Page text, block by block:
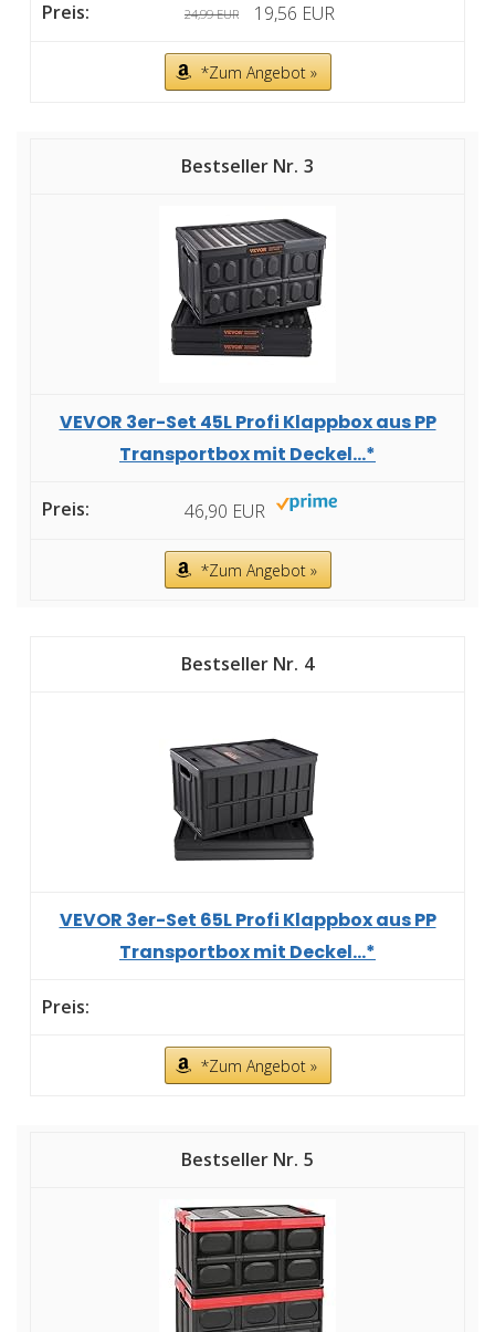
24,99 EUR 19,56 EUR
*Zum Angebot »
3
VEVOR 3er-Set 45L Profi Klappbox aus PP
Transportbox mit Deckel...*
46,90 EUR
*Zum Angebot »
4
VEVOR 3er-Set 65L Profi Klappbox aus PP
Transportbox mit Deckel...*
*Zum Angebot »
5